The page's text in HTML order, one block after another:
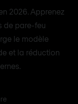
2026. Apprenez
de pare-feu
le modèle
et la réduction